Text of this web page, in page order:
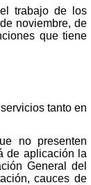
trabajo de los
noviembre, de
que tiene
tanto en
no presenten
de aplicación la
General del
cauces de